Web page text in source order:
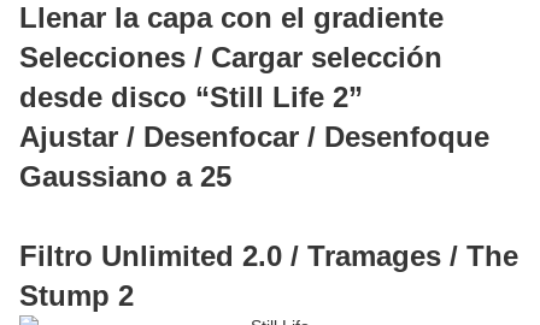
Llenar la capa con el gradiente
Selecciones / Cargar selección
desde disco “Still Life 2”
Ajustar / Desenfocar / Desenfoque
Gaussiano a 25
Filtro Unlimited 2.0 / Tramages / The
Stump 2